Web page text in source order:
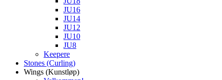
JU16
JU14
JU12
JU10
JU8
Keepere
Stones (Curling)
Wings (Kunstløp)